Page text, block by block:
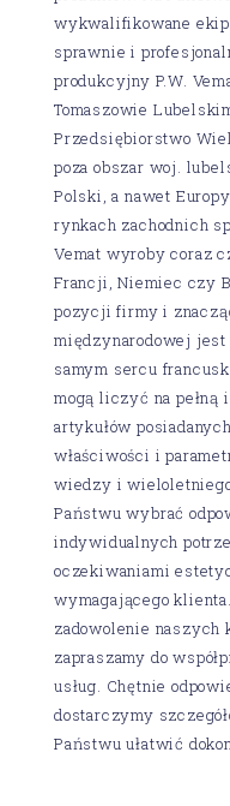
wykwalifikowane
sprawnie i
produkcyjny P.W.
Tomaszowie
Przedsiębiorstwo
poza obszar woj.
Polski, a nawet
rynkach zachodnich
Vemat wyroby coraz
Francji, Niemiec czy
pozycji firmy i
międzynarodowej
samym sercu
mogą liczyć na pełną
artykułów
właściwości i
wiedzy i
Państwu wybrać
indywidualnych
oczekiwaniami
wymagającego
zadowolenie naszych
zapraszamy do
usług. Chętnie
dostarczymy
Państwu ułatwić